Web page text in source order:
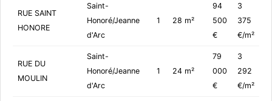
RUE SAINT
HONORE
Saint-
Honoré/Jeanne
d'Arc
1 28 m²
94
500
€
3
375
€/m²
RUE DU
MOULIN
Saint-
Honoré/Jeanne
d'Arc
1 24 m²
79
000
€
3
292
€/m²